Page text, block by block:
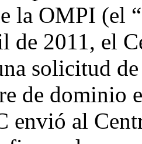
la OMPI (el
de 2011, el
solicitud
de dominio
envió al